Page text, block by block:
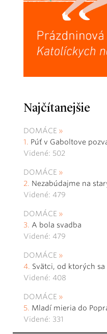
Najčítanejšie
DOMÁCE
Púť v Gaboltove
Videné: 502
DOMÁCE
Nezabúdajme na
Videné: 479
DOMÁCE
A bola svadba
Videné: 479
DOMÁCE
Svätci, od ktorých
Videné: 408
DOMÁCE
Mladí mieria do
Videné: 331